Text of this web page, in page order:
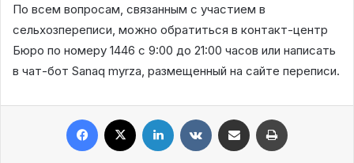
По всем вопросам, связанным с участием в
сельхозпереписи, можно обратиться в контакт-центр
Бюро по номеру 1446 с 9:00 до 21:00 часов или написать
в чат-бот Sanaq myrza, размещенный на сайте переписи.